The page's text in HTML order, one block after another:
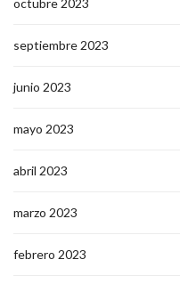
septiembre 2023
junio 2023
mayo 2023
abril 2023
marzo 2023
febrero 2023